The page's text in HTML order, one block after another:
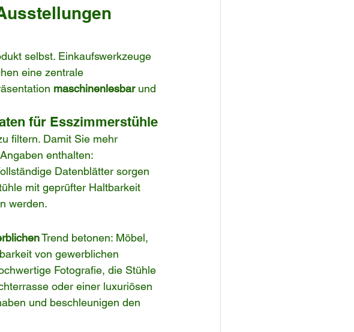
selbst. Einkaufswerkzeuge
eine zentrale
maschinenlesbar und
für Esszimmerstühle
filtern. Damit Sie mehr
enthalten:
Datenblätter sorgen
mit geprüfter Haltbarkeit
werden.
Trend betonen: Möbel,
von gewerblichen
Fotografie, die Stühle
oder einer luxuriösen
und beschleunigen den